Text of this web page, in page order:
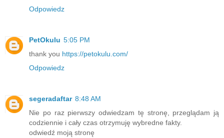
Odpowiedz
PetOkulu 5:05 PM
thank you https://petokulu.com/
Odpowiedz
segeradaftar 8:48 AM
Nie po raz pierwszy odwiedzam tę stronę, przeglądam ją
codziennie i cały czas otrzymuję wybredne fakty.
odwiedź moją stronę